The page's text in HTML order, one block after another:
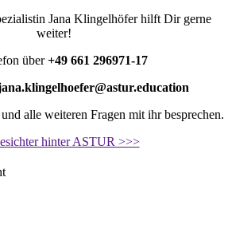
Jana Klingelhöfer hilft Dir gerne
weiter!
über+49 661 296971-17
alle weiteren Fragen mit ihr besprechen.
hinter ASTUR >>>